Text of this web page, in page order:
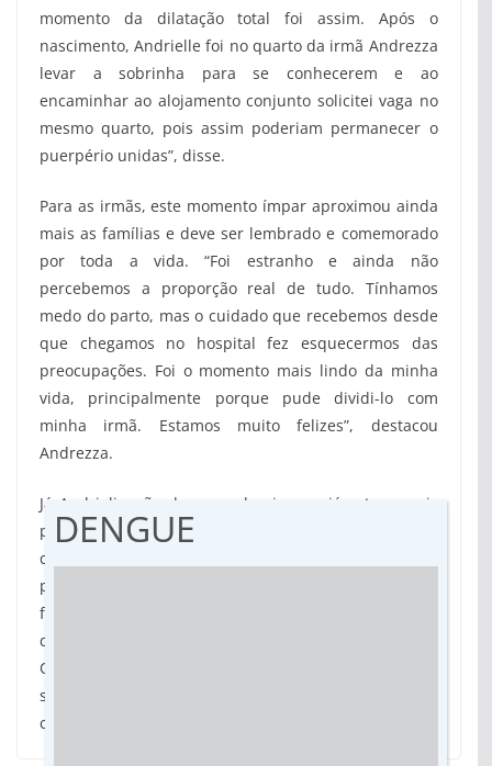
momento da dilatação total foi assim. Após o
nascimento, Andrielle foi no quarto da irmã Andrezza
levar a sobrinha para se conhecerem e ao
encaminhar ao alojamento conjunto solicitei vaga no
mesmo quarto, pois assim poderiam permanecer o
puerpério unidas”, disse.
Para as irmãs, este momento ímpar aproximou ainda
mais as famílias e deve ser lembrado e comemorado
por toda a vida. “Foi estranho e ainda não
percebemos a proporção real de tudo. Tínhamos
medo do parto, mas o cuidado que recebemos desde
que chegamos no hospital fez esquecermos das
preocupações. Foi o momento mais lindo da minha
vida, principalmente porque pude dividi-lo com
minha irmã. Estamos muito felizes”, destacou
Andrezza.
Já Andrieli, mãe de segunda viagem, já estava mais
preparada para o momento, mas também lembrou
com carinho do nascimento da segunda filha. “As
profissionais foram impecáveis. Uma delas, inclusive,
fez questão de estar comigo e com minha irmã
durante todo o tempo. Me senti acolhida e amada.
Quanto a similaridade do parto, foi o que faltava para
selar o dia que será pra sempre lembrado por nós”,
concluiu.
DENGUE